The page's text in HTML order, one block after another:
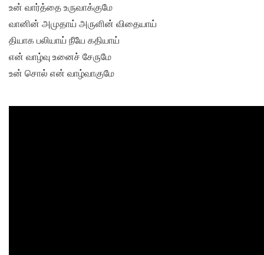
உன் வார்த்தை உருவாக்குமே
வானின் அமுதாய் அருளின் விதையாய்
தியாக பலியாய் நீயே கதியாய்
என் வாழ்வு உனைச் சேருமே
உன் சொல் என் வாழ்வாகுமே